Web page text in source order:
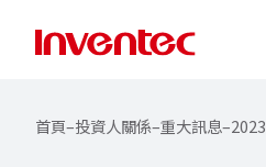
首頁–投資人關係–重大訊息–2023